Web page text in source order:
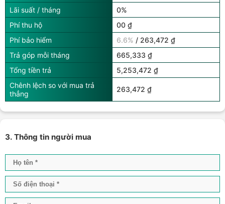
Lãi suất / tháng
0%
Phí thu hộ
00 ₫
Phí bảo hiểm
6.6% / 263,472 ₫
Trả góp mỗi tháng
665,333 ₫
Tổng tiền trả
5,253,472 ₫
Chênh lệch so với mua trả
thẳng
263,472 ₫
3. Thông tin người mua